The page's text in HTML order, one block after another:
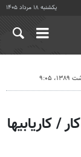
یکشنبه ۱۸ مرداد ۱۴۰۵
/ کاریابیها